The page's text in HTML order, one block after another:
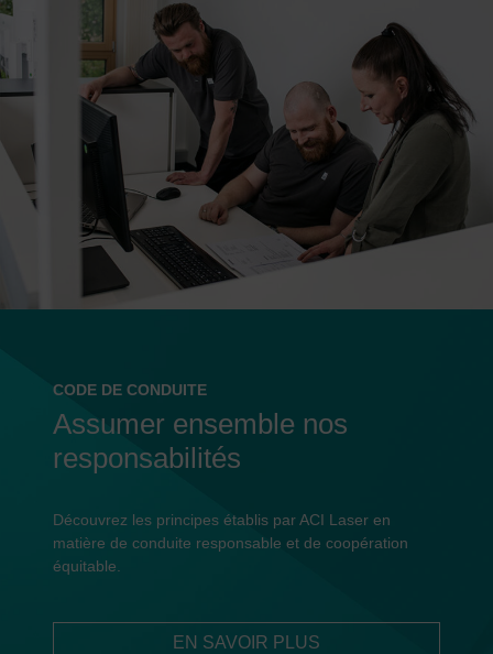
CODE DE CONDUITE
Assumer ensemble nos
responsabilités
Découvrez les principes établis par ACI Laser en
matière de conduite responsable et de coopération
équitable.
EN SAVOIR PLUS